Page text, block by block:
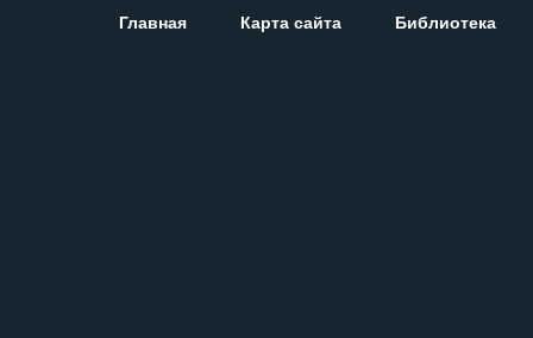
Главная Карта сайта Библиотека